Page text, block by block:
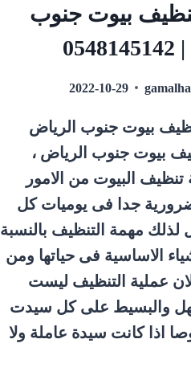
بيوت جنوب
2022-10-29
بيوت جنوب الرياض
بيوت جنوب الرياض ،
تنظيف البيوت من الامور
جدا فى يوميات كل
لذلك مهمة التنظيف بالنسبة
الاساسية فى حياتها ومن
ولان عملية التنظيف ليست
والبسيط على كل سيدت
اذا كانت سيدة عاملة ولا